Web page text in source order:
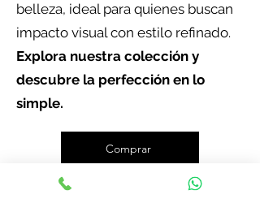
belleza, ideal para quienes buscan
impacto visual con estilo refinado.
Explora nuestra colección y
descubre la perfección en lo
simple.
Comprar